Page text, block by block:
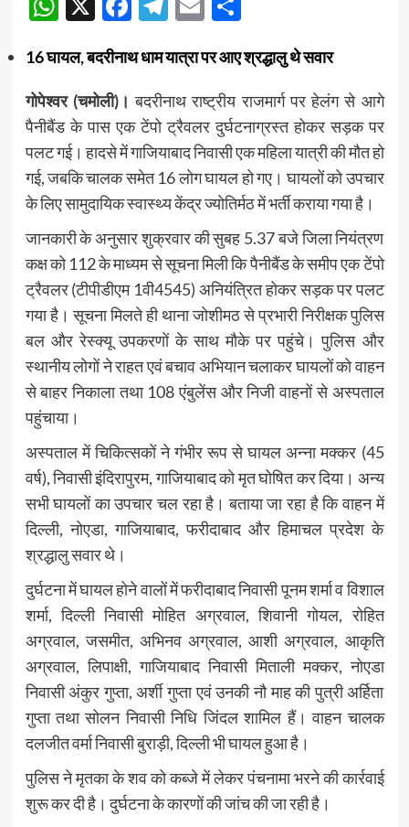
16 घायल, बदरीनाथ धाम यात्रा पर आए श्रद्धालु थे सवार
गोपेश्वर (चमोली)। बदरीनाथ राष्ट्रीय राजमार्ग पर हेलंग से आगे
पैनीबैंड के पास एक टेंपो ट्रैवलर दुर्घटनाग्रस्त होकर सड़क पर
पलट गई। हादसे में गाजियाबाद निवासी एक महिला यात्री की मौत हो
गई, जबकि चालक समेत 16 लोग घायल हो गए। घायलों को उपचार
के लिए सामुदायिक स्वास्थ्य केंद्र ज्योतिर्मठ में भर्ती कराया गया है।
जानकारी के अनुसार शुक्रवार की सुबह 5.37 बजे जिला नियंत्रण
कक्ष को 112 के माध्यम से सूचना मिली कि पैनीबैंड के समीप एक टेंपो
ट्रैवलर (टीपीडीएम 1वी4545) अनियंत्रित होकर सड़क पर पलट
गया है। सूचना मिलते ही थाना जोशीमठ से प्रभारी निरीक्षक पुलिस
बल और रेस्क्यू उपकरणों के साथ मौके पर पहुंचे। पुलिस और
स्थानीय लोगों ने राहत एवं बचाव अभियान चलाकर घायलों को वाहन
से बाहर निकाला तथा 108 एंबुलेंस और निजी वाहनों से अस्पताल
पहुंचाया।
अस्पताल में चिकित्सकों ने गंभीर रूप से घायल अन्ना मक्कर (45
वर्ष), निवासी इंदिरापुरम, गाजियाबाद को मृत घोषित कर दिया। अन्य
सभी घायलों का उपचार चल रहा है। बताया जा रहा है कि वाहन में
दिल्ली, नोएडा, गाजियाबाद, फरीदाबाद और हिमाचल प्रदेश के
श्रद्धालु सवार थे।
दुर्घटना में घायल होने वालों में फरीदाबाद निवासी पूनम शर्मा व विशाल
शर्मा, दिल्ली निवासी मोहित अग्रवाल, शिवानी गोयल, रोहित
अग्रवाल, जसमीत, अभिनव अग्रवाल, आशी अग्रवाल, आकृति
अग्रवाल, लिपाक्षी, गाजियाबाद निवासी मिताली मक्कर, नोएडा
निवासी अंकुर गुप्ता, अर्शी गुप्ता एवं उनकी नौ माह की पुत्री अर्हिता
गुप्ता तथा सोलन निवासी निधि जिंदल शामिल हैं। वाहन चालक
दलजीत वर्मा निवासी बुराड़ी, दिल्ली भी घायल हुआ है।
पुलिस ने मृतका के शव को कब्जे में लेकर पंचनामा भरने की कार्रवाई
शुरू कर दी है। दुर्घटना के कारणों की जांच की जा रही है।